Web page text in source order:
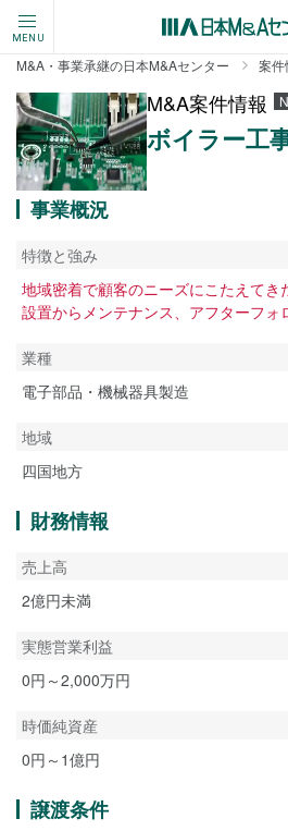
MENU
M&A・事業承継の日本M&Aセンター 案件
M&A案件情報
ボイラー工
事業概況
特徴と強み
地域密着で顧客のニーズにこたえて
設置からメンテナンス、アフターフォ
業種
電子部品・機械器具製造
地域
四国地方
財務情報
売上高
2億円未満
実態営業利益
0円～2,000万円
時価純資産
0円～1億円
譲渡条件